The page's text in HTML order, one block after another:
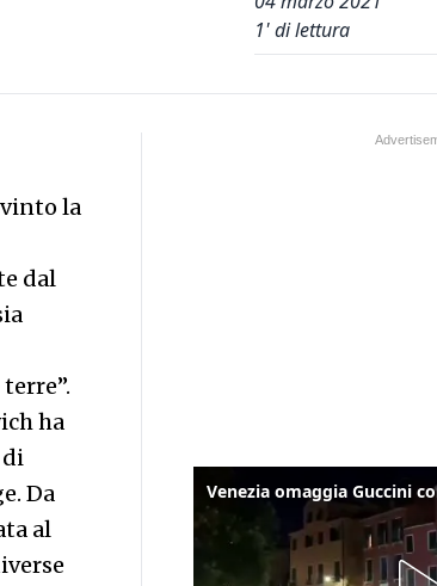
1' di lettura
la
dal
ha
Da
al